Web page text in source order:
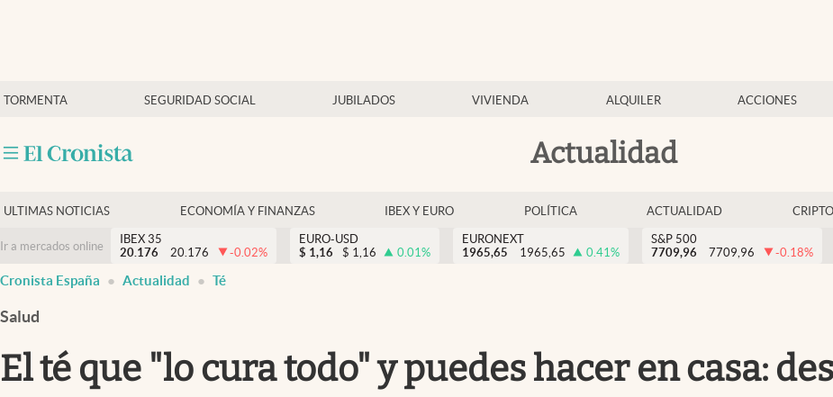
TORMENTA SEGURIDAD SOCIAL JUBILADOS VIVIENDA ALQUILER ACCIONES
Actualidad
Economía y finanzas
Criptomonedas
ULTIMAS NOTICIAS ECONOMÍA Y FINANZAS IBEX Y EURO POLÍTICA ACTUALIDAD
Ir a mercados online
IBEX 35
20.176
20.176 -0.02%
EURO-USD
$ 1,16 $ 1,16 0.01%
EURONEXT
1965,65
1965,65 0.41%
S&P 500
7709,96
7709,96 -0.18%
Cronista España Actualidad Té
Salud
El té que "lo cura todo" y puedes hacer en casa: